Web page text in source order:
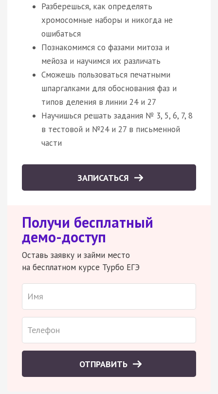
Разберешься, как определять
хромосомные наборы и никогда не
ошибаться
Познакомимся со фазами митоза и
мейоза и научимся их различать
Сможешь пользоваться печатными
шпаргалками для обоснования фаз и
типов деления в линии 24 и 27
Научишься решать задания № 3, 5, 6, 7, 8
в тестовой и №24 и 27 в письменной
части
ЗАПИСАТЬСЯ
Получи бесплатный
демо-доступ
Оставь заявку и займи место
на бесплатном курсе Турбо ЕГЭ
ОТПРАВИТЬ